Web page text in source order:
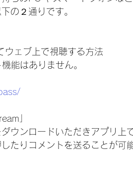
の２通りです。
ウェブ上で視聴する方法
能はありません。
」
ウンロードいただきアプリ上
たりコメントを送ることが可